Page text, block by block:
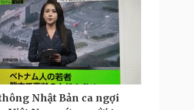
Nhật Bản ca ngợi